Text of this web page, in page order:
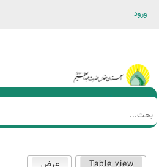
ورود
Main men-AR
استمارة
‏
Table view عرض